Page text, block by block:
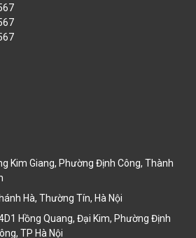
Kim Giang, Phường Định Công, Thành
Hà, Thường Tín, Hà Nội
Hồng Quang, Đại Kim, Phường Định
TP Hà Nội